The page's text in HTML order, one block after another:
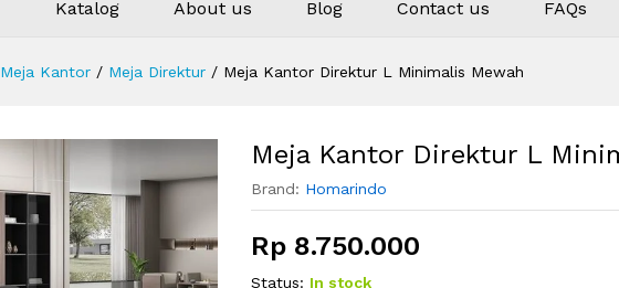
Katalog About us Blog Contact us FAQs
Meja Kantor / Meja Direktur / Meja Kantor Direktur L Minimalis Mewah
Meja Kantor Direktur L
Brand: Homarindo
Rp8.750.000
Status: In stock